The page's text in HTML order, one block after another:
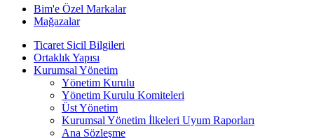
Bim'e Özel Markalar
Mağazalar
Ticaret Sicil Bilgileri
Ortaklık Yapısı
Kurumsal Yönetim
Yönetim Kurulu
Yönetim Kurulu Komiteleri
Üst Yönetim
Kurumsal Yönetim İlkeleri Uyum Raporları
Ana Sözleşme